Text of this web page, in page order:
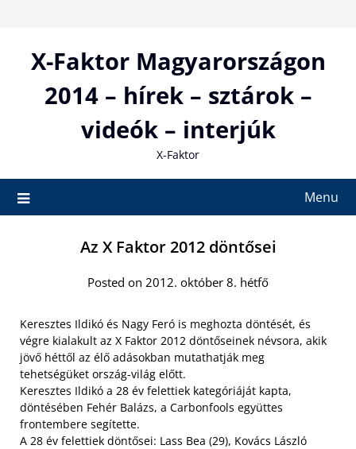
contentX-Faktor Magyarországon
2014 – hírek – sztárok –
videók – interjúk
X-Faktor
Menu
Az X Faktor 2012 döntősei
Posted on 2012. október 8. hétfő
Keresztes Ildikó és Nagy Feró is meghozta döntését, és
végre kialakult az X Faktor 2012 döntőseinek névsora, akik
jövő héttől az élő adásokban mutathatják meg
tehetségüket ország-világ előtt.
Keresztes Ildikó a 28 év felettiek kategóriáját kapta,
döntésében Fehér Balázs, a Carbonfools együttes
frontembere segítette.
A 28 év felettiek döntősei: Lass Bea (29), Kovács László